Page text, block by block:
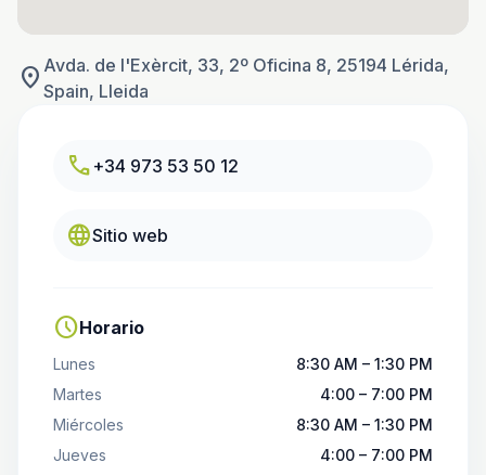
location_on Avda. de l'Exèrcit, 33, 2º Oficina 8, 25194 Lérida,
Spain, Lleida
call +34 973 53 50 12
languageSitio web
scheduleHorario
Lunes
8:30 AM – 1:30 PM
Martes
4:00 – 7:00 PM
Miércoles
8:30 AM – 1:30 PM
Jueves
4:00 – 7:00 PM